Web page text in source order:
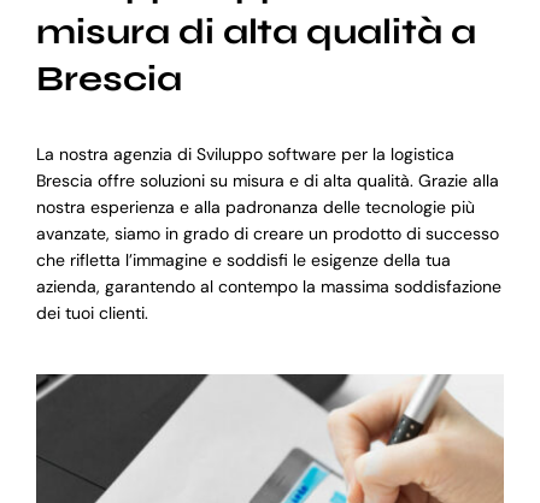
misura di alta qualità a
Brescia
La nostra agenzia di Sviluppo software per la logistica
Brescia offre soluzioni su misura e di alta qualità. Grazie alla
nostra esperienza e alla padronanza delle tecnologie più
avanzate, siamo in grado di creare un prodotto di successo
che rifletta l’immagine e soddisfi le esigenze della tua
azienda, garantendo al contempo la massima soddisfazione
dei tuoi clienti.